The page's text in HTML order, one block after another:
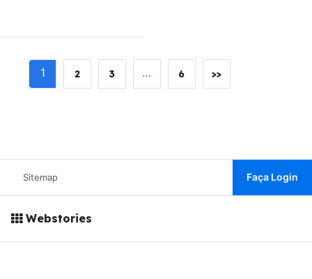
1 2 3 … 6 >>
Sitemap Faça Login
Webstories